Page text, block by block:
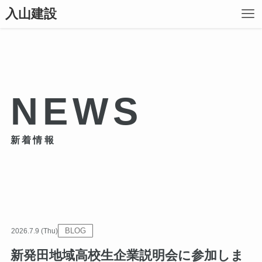
入山建設
NEWS
2026.7.9 (Thu) BLOG
新発田地域高校生企業説明会に参加しま